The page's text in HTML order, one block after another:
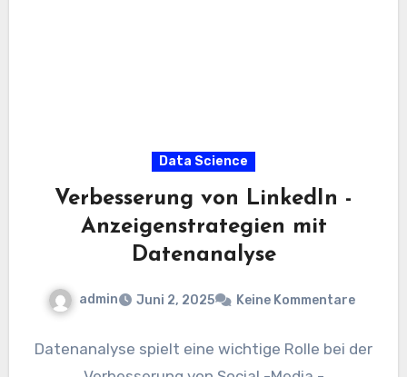
Data Science
Verbesserung von LinkedIn -
Anzeigenstrategien mit
Datenanalyse
admin Juni 2, 2025 Keine Kommentare
Datenanalyse spielt eine wichtige Rolle bei der